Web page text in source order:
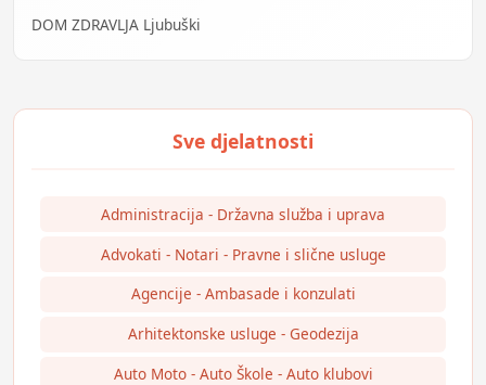
DOM ZDRAVLJA Ljubuški
Administracija - Državna služba i uprava
Advokati - Notari - Pravne i slične usluge
Agencije - Ambasade i konzulati
Arhitektonske usluge - Geodezija
Auto Moto - Auto Škole - Auto klubovi